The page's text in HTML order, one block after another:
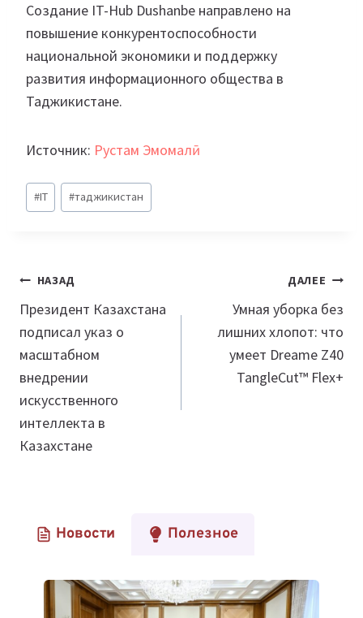
Создание IT-Hub Dushanbe направлено на
повышение конкурентоспособности
национальной экономики и поддержку
развития информационного общества в
Таджикистане.
Источник: Рустам Эмомалӣ
Метки
записи:
#IT #таджикистан
Навигация
по
записям
НАЗАД
Президент Казахстана
подписал указ о
масштабном
внедрении
искусственного
интеллекта в
Казахстане
ДАЛЕЕ
Умная уборка без
лишних хлопот: что
умеет Dreame Z40
TangleCut™ Flex+
Новости Полезное